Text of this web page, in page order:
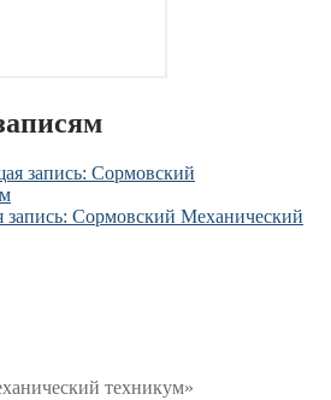
запись: Сормовский
Сормовский Механический
техникум»